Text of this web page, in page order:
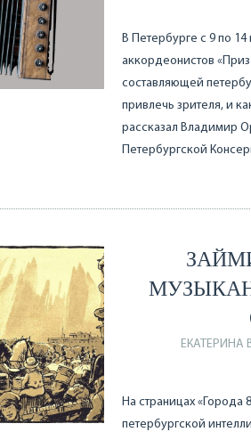
В Петербурге с 9 по
аккордеонистов
составляющей
привлечь зрителя, и
рассказал Владимир
Петербургской
ЕКАТЕРИНА
На страницах
петербургской